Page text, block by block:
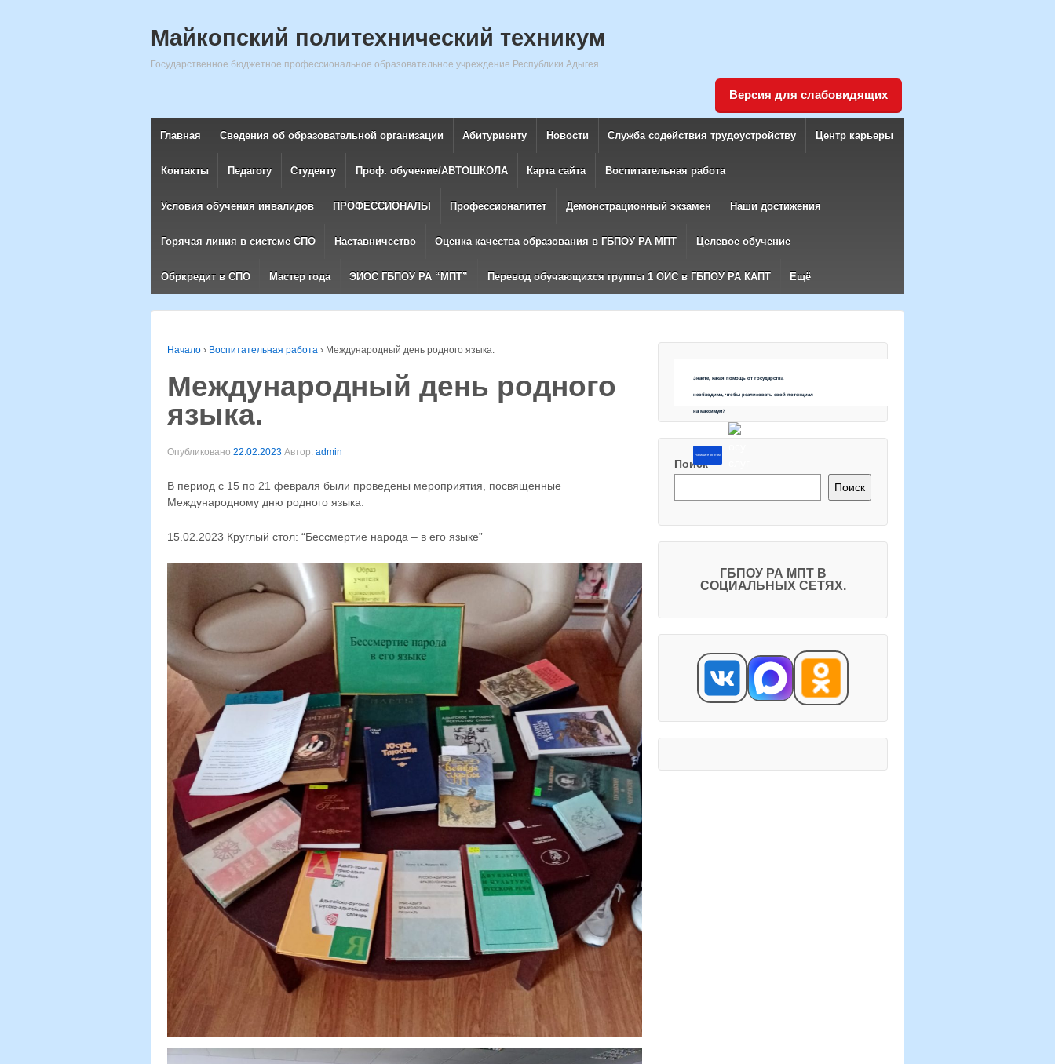
Майкопский политехнический техникум
Государственное бюджетное профессиональное образовательное учреждение Республики Адыгея
Версия для слабовидящих
Главная Сведения об образовательной организации Абитуриенту Новости Служба содействия трудоустройству Центр карьеры
Контакты Педагогу Студенту Проф. обучение/АВТОШКОЛА Карта сайта Воспитательная работа
Условия обучения инвалидов ПРОФЕССИОНАЛЫ Профессионалитет Демонстрационный экзамен Наши достижения
Горячая линия в системе СПО Наставничество Оценка качества образования в ГБПОУ РА МПТ Целевое обучение
Обркредит в СПО Мастер года ЭИОС ГБПОУ РА “МПТ” Перевод обучающихся группы 1 ОИС в ГБПОУ РА КАПТ Ещё
Начало › Воспитательная работа › Международный день родного языка.
Международный день родного
языка.
Опубликовано 22.02.2023 Автор: admin
В период с 15 по 21 февраля были проведены мероприятия, посвященные
Международному дню родного языка.
15.02.2023 Круглый стол: “Бессмертие народа – в его языке”
Знаете, какая помощь от государства
необходима, чтобы реализовать свой потенциал
на максимум?
Напишите об этом
Поиск
Поиск
ГБПОУ РА МПТ В
СОЦИАЛЬНЫХ СЕТЯХ.